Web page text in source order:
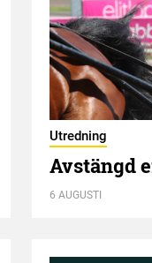
Utredning
Avstängd
6 AUGUSTI